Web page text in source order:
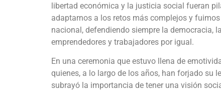
libertad económica y la justicia social fueran
adaptarnos a los retos más complejos y
nacional, defendiendo siempre la democracia,
emprendedores y trabajadores por igual.
En una ceremonia que estuvo llena de
quienes, a lo largo de los años, han forjado su
subrayó la importancia de tener una visión